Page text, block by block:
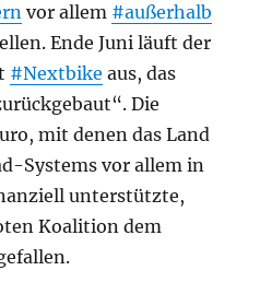
vor allem #außerhalb
Ende Juni läuft der
#Nextbike aus, das
Die
mit denen das Land
Systems vor allem in
unterstützte,
Koalition dem